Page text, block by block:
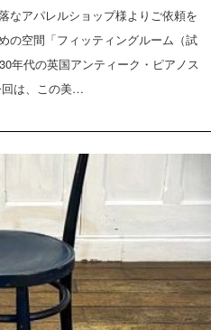
なアパレルショップ様よりご依頼を
の空間「フィッティングルーム（試
年代の英国アンティーク・ピアノス
回は、この美…